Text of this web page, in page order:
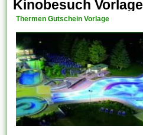
Kinobesuch Vorlage
Thermen Gutschein Vorlage